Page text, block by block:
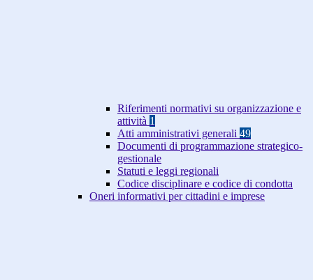
Riferimenti normativi su organizzazione e
attività 1
Atti amministrativi generali 49
Documenti di programmazione strategico-
gestionale
Statuti e leggi regionali
Codice disciplinare e codice di condotta
Oneri informativi per cittadini e imprese